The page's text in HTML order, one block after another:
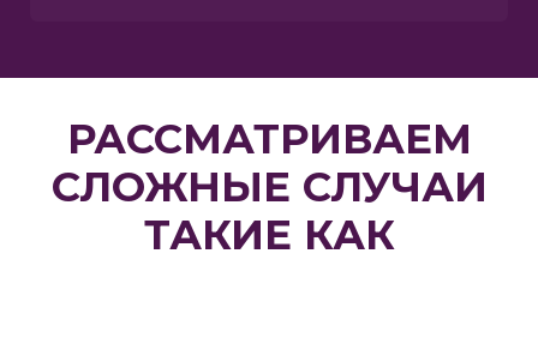
РАССМАТРИВАЕМ
СЛОЖНЫЕ СЛУЧАИ
ТАКИЕ КАК